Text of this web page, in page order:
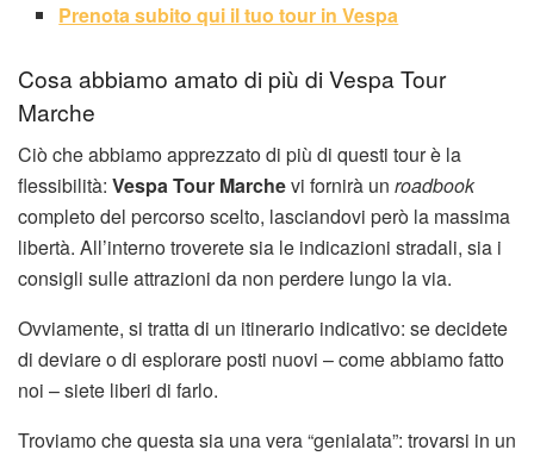
Prenota subito qui il tuo tour in Vespa
Cosa abbiamo amato di più di Vespa Tour
Marche
Ciò che abbiamo apprezzato di più di questi tour è la
flessibilità: Vespa Tour Marchevi fornirà un roadbook
completo del percorso scelto, lasciandovi però la massima
libertà. All’interno troverete sia le indicazioni stradali, sia i
consigli sulle attrazioni da non perdere lungo la via.
Ovviamente, si tratta di un itinerario indicativo: se decidete
di deviare o di esplorare posti nuovi – come abbiamo fatto
noi – siete liberi di farlo.
Troviamo che questa sia una vera “genialata”: trovarsi in un